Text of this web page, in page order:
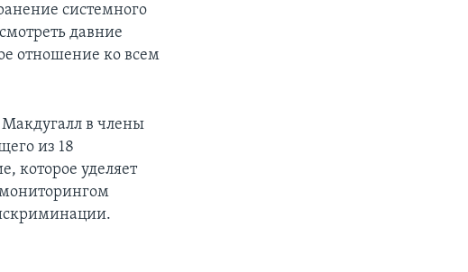
системного
давние
отношение ко всем
в члены
из 18
которое уделяет